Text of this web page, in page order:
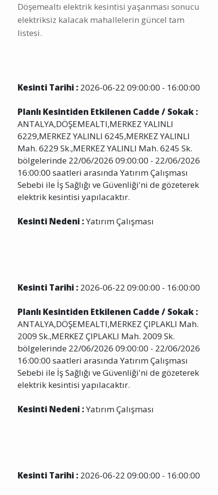
22 Haziran 2026 Pazartesi günü Antalya
Döşemealtı elektrik kesintisi yaşanması sonucu
elektriksiz kalacak mahallelerin güncel tam
Planlı Kesintiden Etkilenen Cadde / Sokak :
ANTALYA,DÖŞEMEALTI,MERKEZ YALINLI
6229,MERKEZ YALINLI 6245,MERKEZ YALINLI
Mah. 6229 Sk.,MERKEZ YALINLI Mah. 6245 Sk.
bölgelerinde 22/06/2026 09:00:00 - 22/06/2026
16:00:00 saatleri arasında Yatırım Çalışması
Sebebi ile İş Sağlığı ve Güvenliği'ni de gözeterek
Planlı Kesintiden Etkilenen Cadde / Sokak :
ANTALYA,DÖŞEMEALTI,MERKEZ ÇIPLAKLI Mah.
2009 Sk.,MERKEZ ÇIPLAKLI Mah. 2009 Sk.
bölgelerinde 22/06/2026 09:00:00 - 22/06/2026
16:00:00 saatleri arasında Yatırım Çalışması
Sebebi ile İş Sağlığı ve Güvenliği'ni de gözeterek